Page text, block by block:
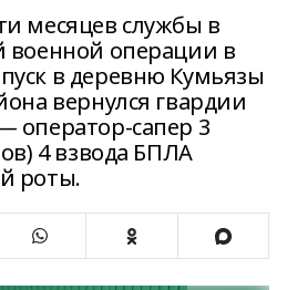
месяцев службы в
военной операции в
в деревню Кумьязы
вернулся гвардии
оператор-сапер 3
4 взвода БПЛА
роты.